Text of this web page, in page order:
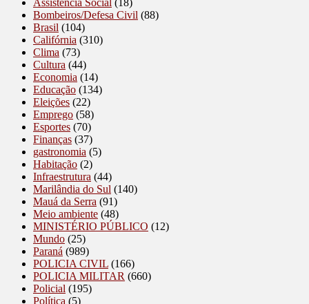
Bombeiros/Defesa Civil (88)
Brasil (104)
Califórnia (310)
Clima (73)
Cultura (44)
Economia (14)
Educação (134)
Eleições (22)
Emprego (58)
Esportes (70)
Finanças (37)
gastronomia (5)
Habitação (2)
Infraestrutura (44)
Marilândia do Sul (140)
Mauá da Serra (91)
Meio ambiente (48)
MINISTÉRIO PÚBLICO (12)
Mundo (25)
Paraná (989)
POLICIA CIVIL (166)
POLICIA MILITAR (660)
Policial (195)
Política (5)